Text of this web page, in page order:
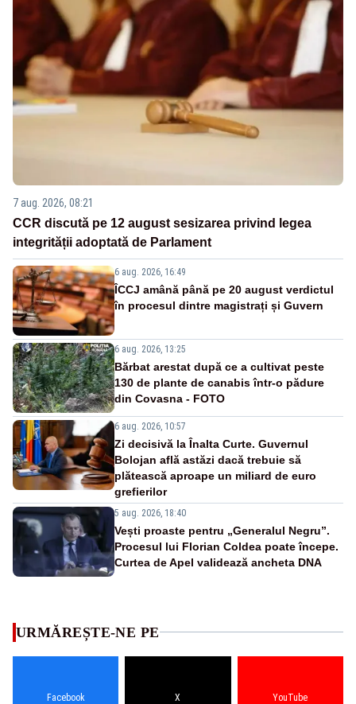
7 aug. 2026, 08:21
CCR discută pe 12 august sesizarea privind legea
integrității adoptată de Parlament
6 aug. 2026, 16:49
ÎCCJ amână până pe 20 august verdictul
în procesul dintre magistrați și Guvern
6 aug. 2026, 13:25
Bărbat arestat după ce a cultivat peste
130 de plante de canabis într-o pădure
din Covasna - FOTO
6 aug. 2026, 10:57
Zi decisivă la Înalta Curte. Guvernul
Bolojan află astăzi dacă trebuie să
plătească aproape un miliard de euro
grefierilor
5 aug. 2026, 18:40
Vești proaste pentru „Generalul Negru”.
Procesul lui Florian Coldea poate începe.
Curtea de Apel validează ancheta DNA
URMĂREȘTE-NE PE
Facebook X YouTube